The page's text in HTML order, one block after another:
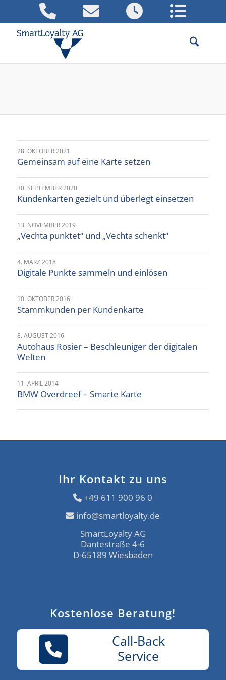
28. OKTOBER 2021
Gemeinsam auf eine Karte setzen
30. SEPTEMBER 2020
Kundenkarten gezielt und überlegt einsetzen
13. NOVEMBER 2019
„Vechta punktet“ und „Vechta schenkt“
4. MÄRZ 2018
Digitale Punkte sammeln und einlösen
10. OKTOBER 2016
Stammkunden per Kundenkarte
8. AUGUST 2016
Autohaus Rosier – Beschleuniger der digitalen
Welten
11. APRIL 2014
BMW Overdreef – Smarte Karte
Ihr Kontakt zu uns
+49 611 900 96 0
info@smartloyalty.de
SmartLoyalty AG
Dantestraße 4-6
D-65189 Wiesbaden
Kostenlose Beratung!
Call-Back
Service